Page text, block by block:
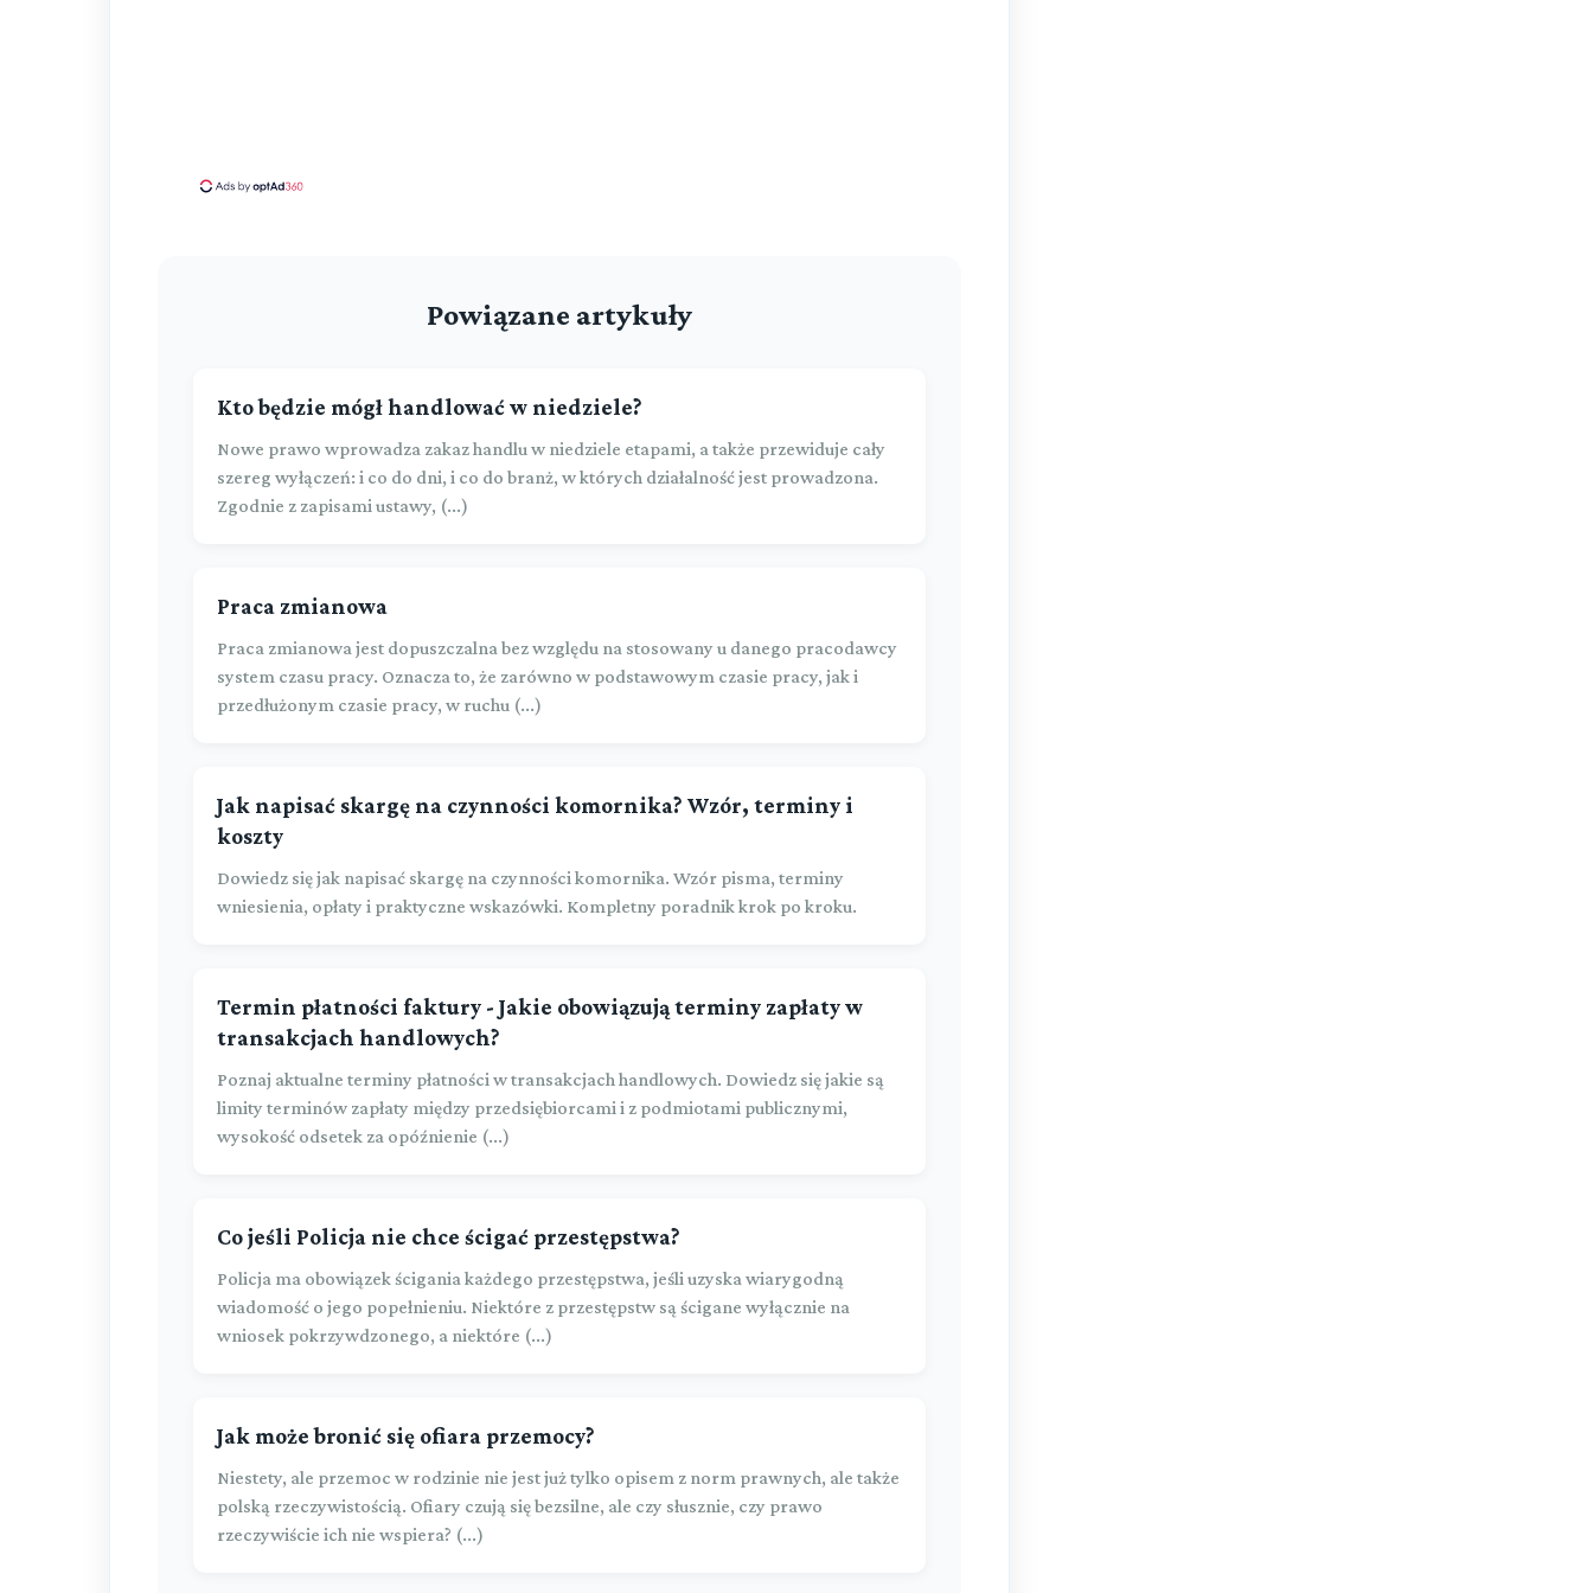
Powiązane artykuły
Kto będzie mógł handlować w niedziele?
Nowe prawo wprowadza zakaz handlu w niedziele etapami, a także przewiduje cały
szereg wyłączeń: i co do dni, i co do branż, w których działalność jest prowadzona.
Zgodnie z zapisami ustawy, (...)
Praca zmianowa
Praca zmianowa jest dopuszczalna bez względu na stosowany u danego pracodawcy
system czasu pracy. Oznacza to, że zarówno w podstawowym czasie pracy, jak i
przedłużonym czasie pracy, w ruchu (...)
Jak napisać skargę na czynności komornika? Wzór, terminy i
koszty
Dowiedz się jak napisać skargę na czynności komornika. Wzór pisma, terminy
wniesienia, opłaty i praktyczne wskazówki. Kompletny poradnik krok po kroku.
Termin płatności faktury - Jakie obowiązują terminy zapłaty w
transakcjach handlowych?
Poznaj aktualne terminy płatności w transakcjach handlowych. Dowiedz się jakie są
limity terminów zapłaty między przedsiębiorcami i z podmiotami publicznymi,
wysokość odsetek za opóźnienie (...)
Co jeśli Policja nie chce ścigać przestępstwa?
Policja ma obowiązek ścigania każdego przestępstwa, jeśli uzyska wiarygodną
wiadomość o jego popełnieniu. Niektóre z przestępstw są ścigane wyłącznie na
wniosek pokrzywdzonego, a niektóre (...)
Jak może bronić się ofiara przemocy?
Niestety, ale przemoc w rodzinie nie jest już tylko opisem z norm prawnych, ale także
polską rzeczywistością. Ofiary czują się bezsilne, ale czy słusznie, czy prawo
rzeczywiście ich nie wspiera? (...)